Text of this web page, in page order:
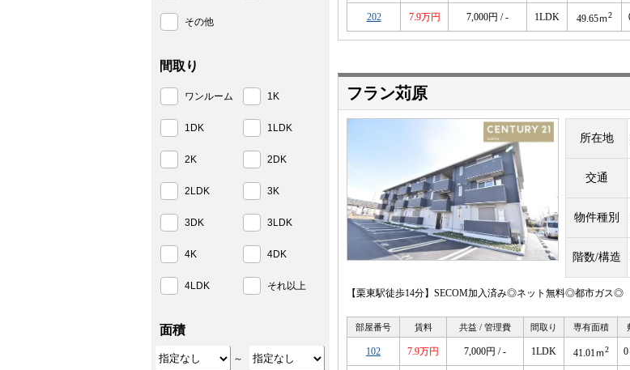
202 7.9万円 7,000円 / - 1LDK 49.65ｍ2
フラン苅原
所在地
交通
物件種別
階数/構造
【栗東駅徒歩14分】SECOM加入済み◎ネット無料◎都市ガス◎
部屋番号 賃料 共益 / 管理費 間取り 専有面積
102 7.9万円 7,000円 / - 1LDK 41.01ｍ2 0
その他
間取り
ワンルーム 1K
1DK 1LDK
2K 2DK
2LDK 3K
3DK 3LDK
4K 4DK
4LDK それ以上
面積
～